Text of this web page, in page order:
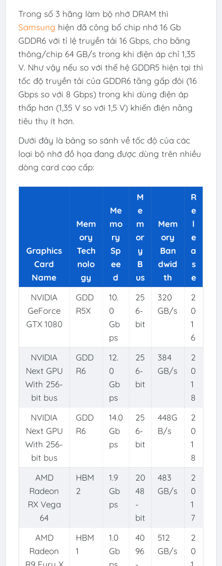
Trong số 3 hãng làm bộ nhớ DRAM thì
Samsung hiện đã công bố chip nhớ 16 Gb
GDDR6 với tỉ lệ truyền tải 16 Gbps, cho băng
thông/chip 64 GB/s trong khi điện áp chỉ 1,35
V. Như vậy nếu so với thế hệ GDDR5 hiện tại thì
tốc độ truyền tải của GDDR6 tăng gấp đôi (16
Gbps so với 8 Gbps) trong khi dùng điện áp
thấp hơn (1,35 V so với 1,5 V) khiến điện năng
tiêu thụ ít hơn.
Dưới đây là bảng so sánh về tốc độ của các
loại bộ nhớ đồ họa đang được dùng trên nhiều
dòng card cao cấp:
Graphics
Card
Name
Mem
ory
Tech
nolo
gy
Me
mo
ry
Sp
ee
d
M
e
m
or
y
B
us
Mem
ory
Ban
dwid
th
R
e
l
e
a
s
e
NVIDIA
GeForce
GTX 1080
GDD
R5X
10.
0
Gb
ps
25
6-
bit
320
GB/s
2
0
1
6
NVIDIA
Next GPU
With 256-
bit bus
GDD
R6
12.
0
Gb
ps
25
6-
bit
384
GB/s
2
0
1
8
NVIDIA
Next GPU
With 256-
bit bus
GDD
R6
14.0
Gb
ps
25
6-
bit
448G
B/s
2
0
1
8
AMD
Radeon
RX Vega
64
HBM
2
1.9
Gb
ps
20
48
-
bit
483
GB/s
2
0
1
7
AMD
Radeon
HBM
1
1.0
Gb
40
96
512
GB/s
2
0